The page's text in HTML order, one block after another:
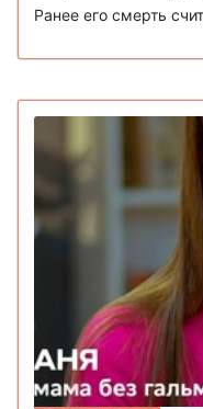
Ранее его смерть